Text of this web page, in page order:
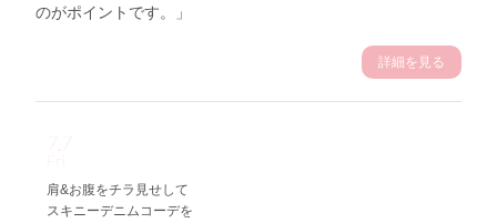
のがポイントです。」
詳細を見る
Fri
肩&お腹をチラ見せして
スキニーデニムコーデを